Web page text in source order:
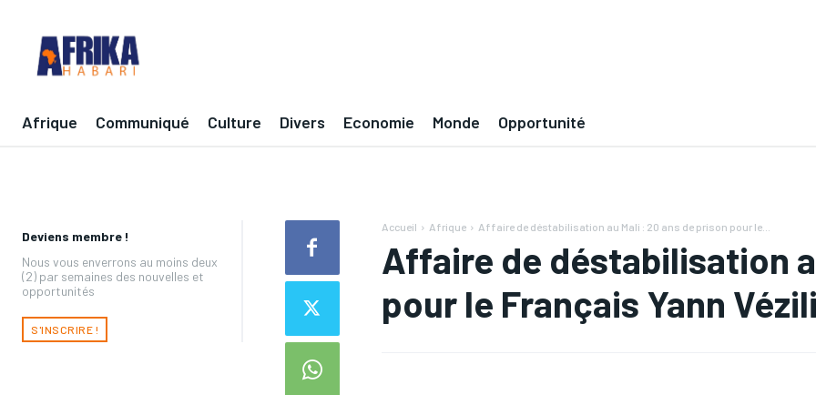
Afrique Communiqué Culture Divers Economie Monde Opportunité
Deviens membre !
Nous vous enverrons au moins deux
(2) par semaines des nouvelles et
opportunités
S'INSCRIRE !
Accueil Afrique Affaire de déstabilisation au Mali : 20 ans de prison pour le...
Affaire de déstabilisation
pour le Français Yann